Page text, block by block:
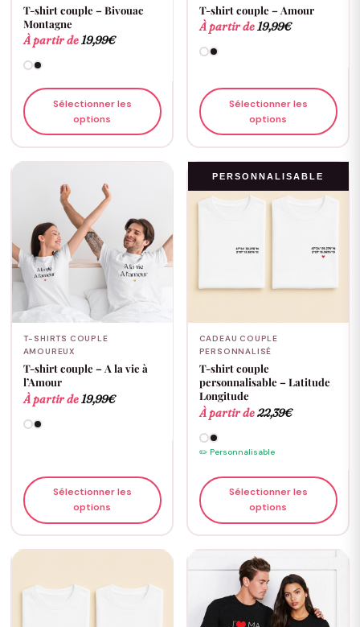
T-shirt couple – Bivouac
Montagne
À partir de19,99€
Sélectionner les
options
T-shirt couple – Amour
À partir de19,99€
Sélectionner les
options
T-SHIRTS COUPLE
AMOUREUX
T-shirt couple – A la vie à
l’Amour
À partir de19,99€
Sélectionner les
options
PERSONNALISABLE
CADEAU COUPLE
PERSONNALISÉ
T-shirt couple
personnalisable – Latitude
Longitude
À partir de22,39€
✏️ Personnalisable
Sélectionner les
options